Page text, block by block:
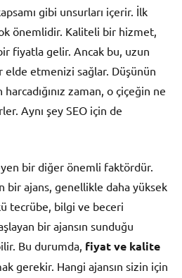
gibi unsurları içerir. İlk
önemlidir. Kaliteli bir hizmet,
fiyatla gelir. Ancak bu, uzun
elde etmenizi sağlar. Düşünün
zaman, o çiçeğin ne
Aynı şey SEO için de
bir diğer önemli faktördür.
bir ajans, genellikle daha yüksek
tecrübe, bilgi ve beceri
bir ajansın sunduğu
Bu durumda, fiyat ve kalite
gerekir. Hangi ajansın sizin için